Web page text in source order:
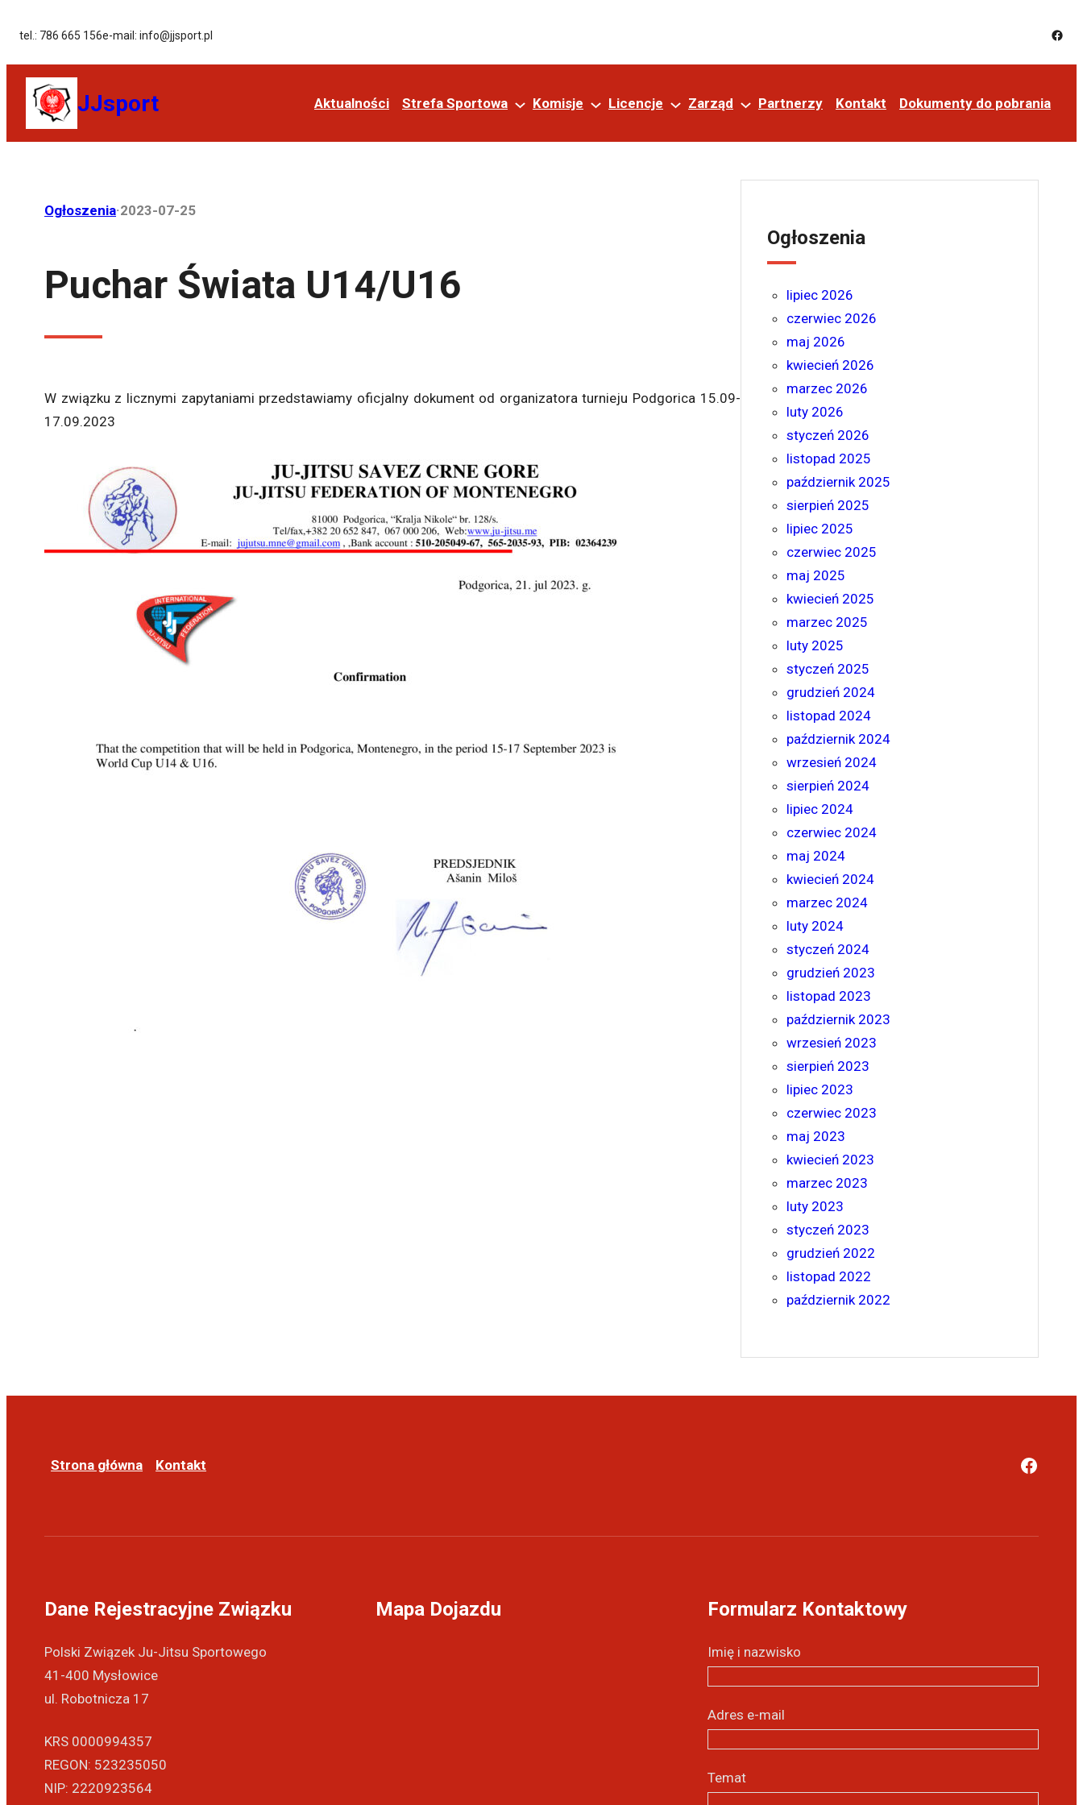
tel.: 786 665 156e-mail: info@jjsport.pl
JJsport Aktualności Strefa Sportowa Komisje Licencje Zarząd Partnerzy Kontakt Dokumenty do pobrania
Ogłoszenia·2023-07-25
Puchar Świata U14/U16
W związku z licznymi zapytaniami przedstawiamy oficjalny dokument od organizatora turnieju Podgorica 15.09-
17.09.2023
Ogłoszenia
lipiec 2026
czerwiec 2026
maj 2026
kwiecień 2026
marzec 2026
luty 2026
styczeń 2026
listopad 2025
październik 2025
sierpień 2025
lipiec 2025
czerwiec 2025
maj 2025
kwiecień 2025
marzec 2025
luty 2025
styczeń 2025
grudzień 2024
listopad 2024
październik 2024
wrzesień 2024
sierpień 2024
lipiec 2024
czerwiec 2024
maj 2024
kwiecień 2024
marzec 2024
luty 2024
styczeń 2024
grudzień 2023
listopad 2023
październik 2023
wrzesień 2023
sierpień 2023
lipiec 2023
czerwiec 2023
maj 2023
kwiecień 2023
marzec 2023
luty 2023
styczeń 2023
grudzień 2022
listopad 2022
październik 2022
Strona główna Kontakt
Dane Rejestracyjne Związku
Polski Związek Ju-Jitsu Sportowego
41-400 Mysłowice
ul. Robotnicza 17
KRS 0000994357
REGON: 523235050
NIP: 2220923564
Mapa Dojazdu Formularz Kontaktowy
Imię i nazwisko
Adres e-mail
Temat